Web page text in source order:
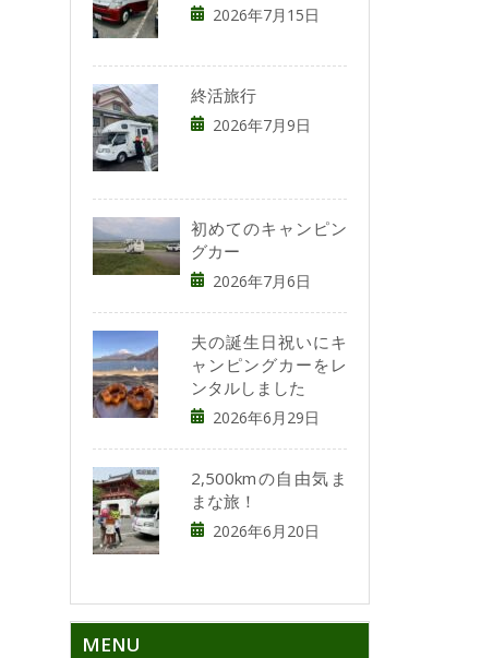
2026年7月15日
終活旅行
2026年7月9日
初めてのキャンピン
グカー
2026年7月6日
夫の誕生日祝いにキ
ャンピングカーをレ
ンタルしました
2026年6月29日
2,500kmの自由気ま
まな旅！
2026年6月20日
MENU